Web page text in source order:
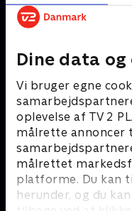
Dine data og
Vi bruger egne
oplevelse af TV 2
målrette annoncer
målrettet
platforme. Du kan
herunder, og du
Andre så også
De bedste år
Komedie • 2 sæsoner